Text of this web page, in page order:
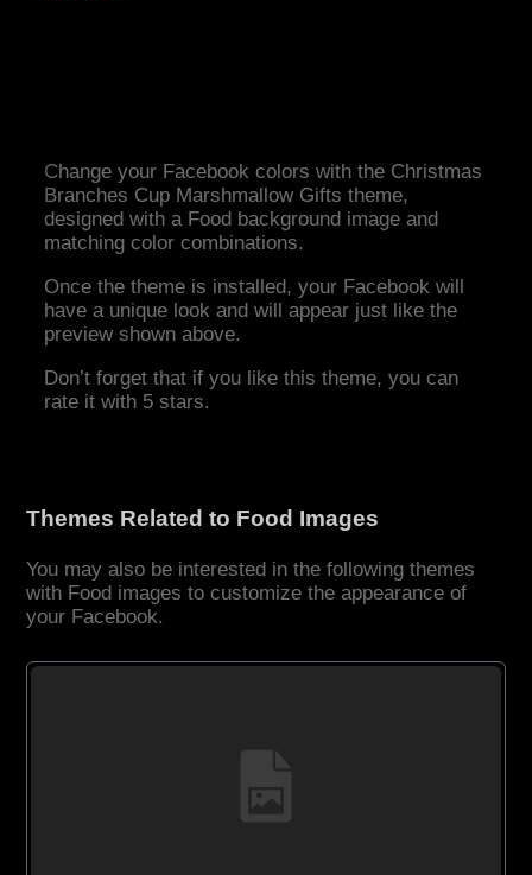
Change your Facebook colors with the Christmas
Branches Cup Marshmallow Gifts theme,
designed with a Food background image and
matching color combinations.
Once the theme is installed, your Facebook will
have a unique look and will appear just like the
preview shown above.
Don’t forget that if you like this theme, you can
rate it with 5 stars.
Themes Related to Food Images
You may also be interested in the following themes
with Food images to customize the appearance of
your Facebook.